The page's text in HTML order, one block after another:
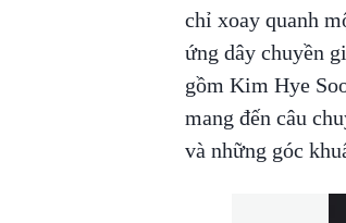
chỉ xoay quanh
ứng dây chuyền
gồm Kim Hye
mang đến câu
và những góc